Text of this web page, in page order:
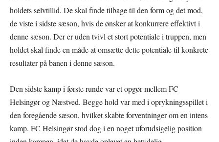
holdets selvtillid. De skal finde tilbage til den form og det mod,
de viste i sidste sæson, hvis de ønsker at konkurrere effektivt i
denne sæson. Der er uden tvivl et stort potentiale i truppen, men
holdet skal finde en måde at omsætte dette potentiale til konkrete
resultater på banen i denne sæson.
Den sidste kamp i første runde var et opgør mellem FC
Helsingør og Næstved. Begge hold var med i oprykningsspillet i
den foregående sæson, hvilket skabte forventninger om en intens
kamp. FC Helsingør stod dog i en noget uforudsigelig position